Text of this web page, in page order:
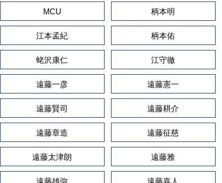
MCU 柄本明
江本孟紀 柄本佑
蛯沢康仁 江守徹
遠藤一彦 遠藤憲一
遠藤賢司 遠藤耕介
遠藤章造 遠藤征慈
遠藤太津朗 遠藤雅